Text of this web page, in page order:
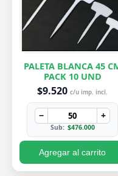
PALETA BLANCA 45
PACK 10 UND
$9.520 c/u imp. incl.
− +
Sub: $476.000
Agregar al carrito